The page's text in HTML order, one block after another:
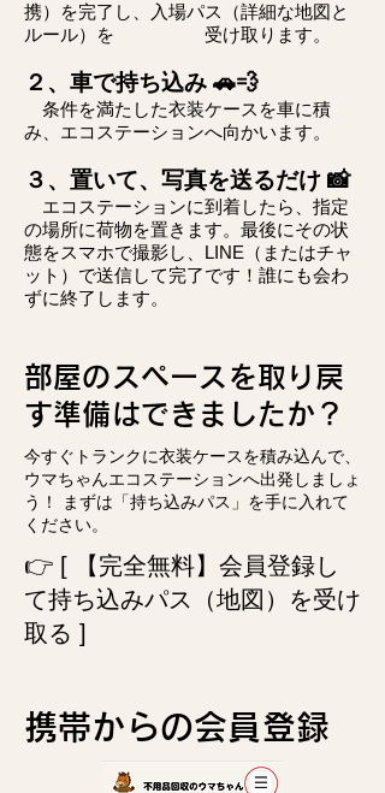
携）を完了し、入場パス（詳細な地図と
ルール）を 受け取ります。
２、車で持ち込み 🚗💨
条件を満たした衣装ケースを車に積
み、エコステーションへ向かいます。
３、置いて、写真を送るだけ 📸
エコステーションに到着したら、指定
の場所に荷物を置きます。最後にその状
態をスマホで撮影し、LINE（またはチャ
ット）で送信して完了です！誰にも会わ
ずに終了します。
部屋のスペースを取り戻
す準備はできましたか？
今すぐトランクに衣装ケースを積み込んで、
ウマちゃんエコステーションへ出発しましょ
う！ まずは「持ち込みパス」を手に入れて
ください。
👉 [ 【完全無料】会員登録し
て持ち込みパス（地図）を受け
取る ]
​携帯からの会員登録